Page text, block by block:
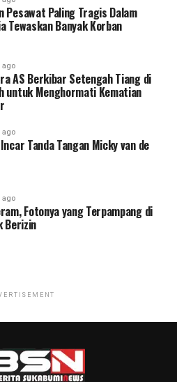
Pesawat Paling Tragis Dalam
Tewaskan Banyak Korban
ago
AS Berkibar Setengah Tiang di
untuk Menghormati Kematian
ago
Tanda Tangan Micky van de
ago
Fotonya yang Terpampang di
Berizin